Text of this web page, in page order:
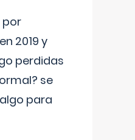
por
2019 y
perdidas
se
para